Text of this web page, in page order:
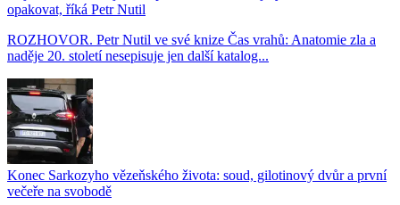
opakovat, říká Petr Nutil
ROZHOVOR. Petr Nutil ve své knize Čas vrahů: Anatomie zla a
naděje 20. století nesepisuje jen další katalog...
Konec Sarkozyho vězeňského života: soud, gilotinový dvůr a první
večeře na svobodě